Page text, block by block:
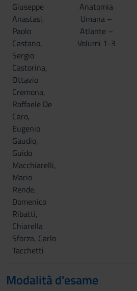
Giuseppe
Anastasi,
Paolo
Castano,
Sergio
Castorina,
Ottavio
Cremona,
Raffaele De
Caro,
Eugenio
Gaudio,
Guido
Macchiarelli,
Mario
Rende,
Domenico
Ribatti,
Chiarella
Sforza, Carlo
Tacchetti
Anatomia
Umana –
Atlante –
Volumi 1-3
Modalità d'esame